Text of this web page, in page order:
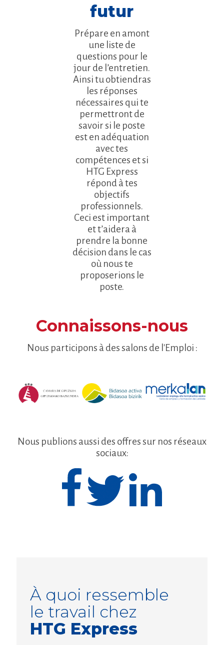
futur
Prépare en amont
une liste de
questions pour le
jour de l’entretien.
Ainsi tu obtiendras
les réponses
nécessaires qui te
permettront de
savoir si le poste
est en adéquation
avec tes
compétences et si
HTG Express
répond à tes
objectifs
professionnels.
Ceci est important
et t’aidera à
prendre la bonne
décision dans le cas
où nous te
proposerions le
poste.
Connaissons-nous
Nous participons à des salons de l'Emploi :
Nous publions aussi des offres sur nos réseaux
sociaux:
À quoi ressemble
le travail chez
HTG Express